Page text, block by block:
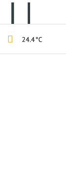
24.4°C